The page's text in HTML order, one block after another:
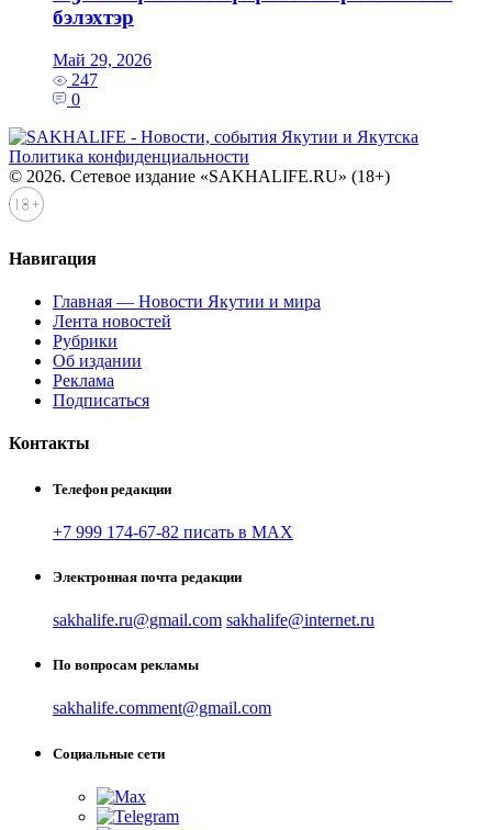
бэлэхтэр
Май 29, 2026
247
0
Политика конфиденциальности
© 2026. Сетевое издание «SAKHALIFE.RU» (18+)
Навигация
Главная — Новости Якутии и мира
Лента новостей
Рубрики
Об издании
Реклама
Подписаться
Контакты
Телефон редакции
+7 999 174-67-82 писать в MAX
Электронная почта редакции
sakhalife.ru@gmail.com sakhalife@internet.ru
По вопросам рекламы
sakhalife.comment@gmail.com
Социальные сети